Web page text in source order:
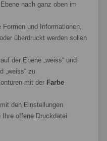
nach ganz oben im
Formen und Informationen,
überdruckt werden sollen
der Ebene „weiss“ und
„weiss“ zu
mit der Farbe
den Einstellungen
Ihre offene Druckdatei